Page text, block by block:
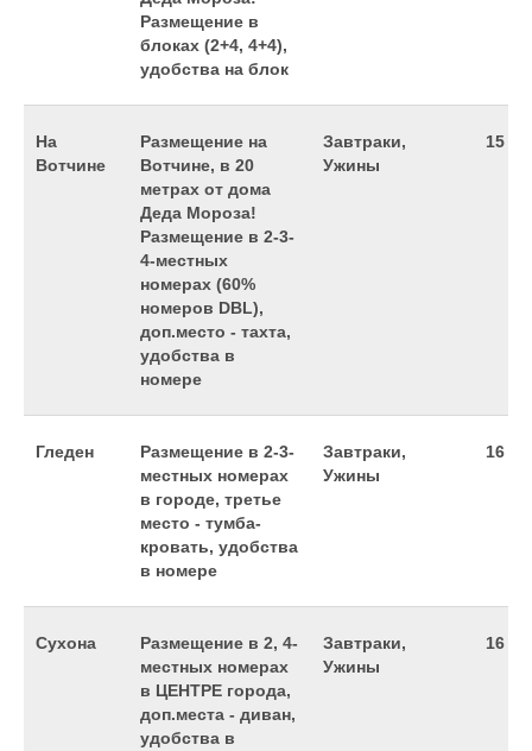
Размещение в
блоках (2+4, 4+4),
удобства на блок
На
Вотчине
Размещение на
Вотчине, в 20
метрах от дома
Деда Мороза!
Размещение в 2-3-
4-местных
номерах (60%
номеров DBL),
доп.место - тахта,
удобства в
номере
Завтраки,
Ужины
15
Гледен
Размещение в 2-3-
местных номерах
в городе, третье
место - тумба-
кровать, удобства
в номере
Завтраки,
Ужины
16
Сухона
Размещение в 2, 4-
местных номерах
в ЦЕНТРЕ города,
доп.места - диван,
удобства в
Завтраки,
Ужины
16